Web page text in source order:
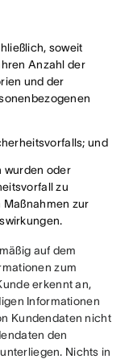
soweit
Anzahl der
und der
und
wurden oder
zu
zur
auf dem
zum
erkennt an,
Informationen
Kundendaten nicht
den
Nichts in